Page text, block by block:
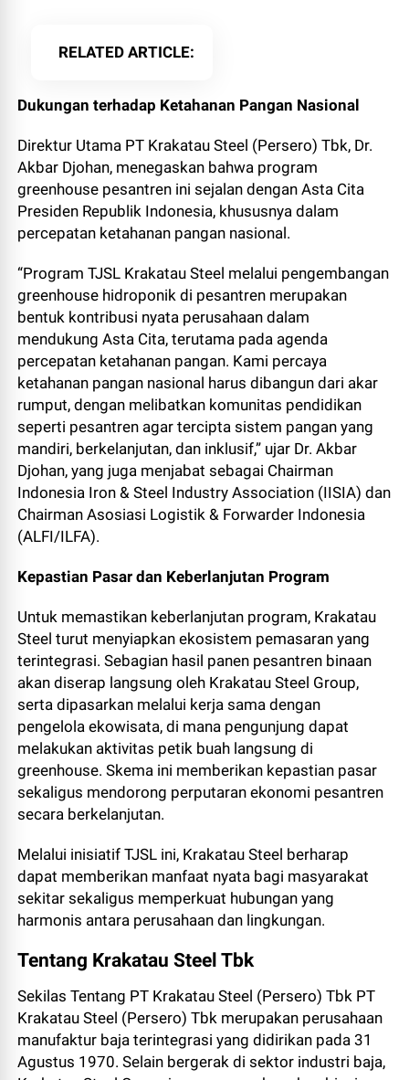
RELATED ARTICLE
Dukungan terhadap Ketahanan Pangan Nasional
Direktur Utama PT Krakatau Steel (Persero) Tbk, Dr.
Akbar Djohan, menegaskan bahwa program
greenhouse pesantren ini sejalan dengan Asta Cita
Presiden Republik Indonesia, khususnya dalam
percepatan ketahanan pangan nasional.
“Program TJSL Krakatau Steel melalui pengembangan
greenhouse hidroponik di pesantren merupakan
bentuk kontribusi nyata perusahaan dalam
mendukung Asta Cita, terutama pada agenda
percepatan ketahanan pangan. Kami percaya
ketahanan pangan nasional harus dibangun dari akar
rumput, dengan melibatkan komunitas pendidikan
seperti pesantren agar tercipta sistem pangan yang
mandiri, berkelanjutan, dan inklusif,” ujar Dr. Akbar
Djohan, yang juga menjabat sebagai Chairman
Indonesia Iron & Steel Industry Association (IISIA) dan
Chairman Asosiasi Logistik & Forwarder Indonesia
(ALFI/ILFA).
Kepastian Pasar dan Keberlanjutan Program
Untuk memastikan keberlanjutan program, Krakatau
Steel turut menyiapkan ekosistem pemasaran yang
terintegrasi. Sebagian hasil panen pesantren binaan
akan diserap langsung oleh Krakatau Steel Group,
serta dipasarkan melalui kerja sama dengan
pengelola ekowisata, di mana pengunjung dapat
melakukan aktivitas petik buah langsung di
greenhouse. Skema ini memberikan kepastian pasar
sekaligus mendorong perputaran ekonomi pesantren
secara berkelanjutan.
Melalui inisiatif TJSL ini, Krakatau Steel berharap
dapat memberikan manfaat nyata bagi masyarakat
sekitar sekaligus memperkuat hubungan yang
harmonis antara perusahaan dan lingkungan.
Tentang Krakatau Steel Tbk
Sekilas Tentang PT Krakatau Steel (Persero) Tbk PT
Krakatau Steel (Persero) Tbk merupakan perusahaan
manufaktur baja terintegrasi yang didirikan pada 31
Agustus 1970. Selain bergerak di sektor industri baja,